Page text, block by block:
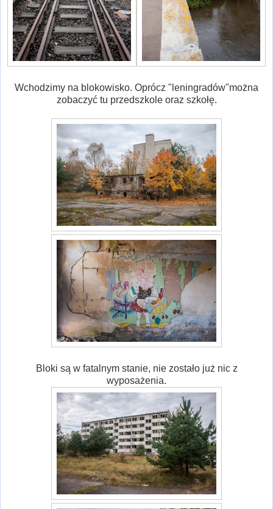
Wchodzimy na blokowisko. Oprócz "leningradów"można
zobaczyć tu przedszkole oraz szkołę.
Bloki są w fatalnym stanie, nie zostało już nic z
wyposażenia.